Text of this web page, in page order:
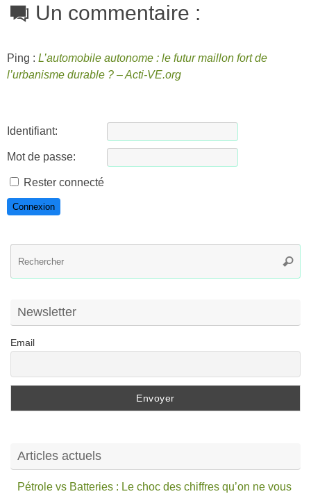
Un commentaire :
Ping : L’automobile autonome : le futur maillon fort de
l’urbanisme durable ? – Acti-VE.org
Identifiant:
Mot de passe:
Rester connecté
Connexion
Newsletter
Email
Articles actuels
Pétrole vs Batteries : Le choc des chiffres qu’on ne vous